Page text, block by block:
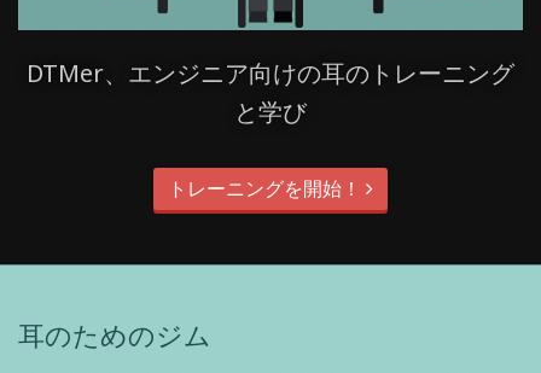
DTMer、エンジニア向けの耳のトレーニング
と学び
トレーニングを開始！
耳のためのジム